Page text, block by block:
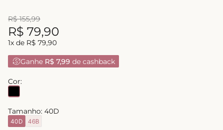
R$ 155,99
R$ 79,90
1x de R$ 79,90
Ganhe R$ 7,99 de cashback
Cor:
Tamanho: 40D
40D 46B
anatomic
calcinha alta
triangulo
10º calcinha